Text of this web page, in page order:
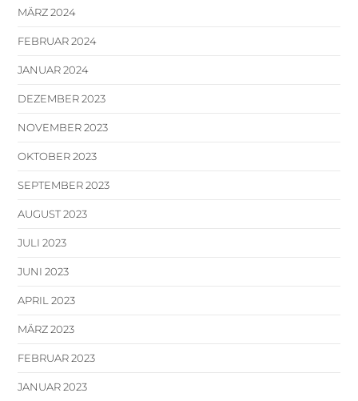
MÄRZ 2024
FEBRUAR 2024
JANUAR 2024
DEZEMBER 2023
NOVEMBER 2023
OKTOBER 2023
SEPTEMBER 2023
AUGUST 2023
JULI 2023
JUNI 2023
APRIL 2023
MÄRZ 2023
FEBRUAR 2023
JANUAR 2023